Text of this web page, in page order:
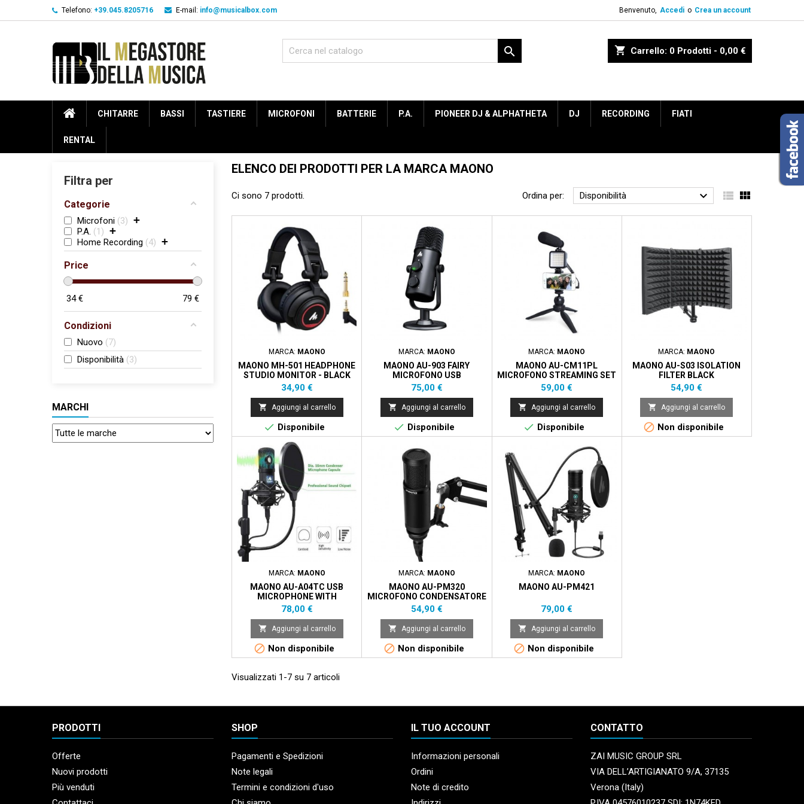
Telefono: +39.045.8205716 E-mail: info@musicalbox.com Benvenuto, Accedi o Crea un account
shopping_cart Carrello: 0 Prodotti - 0,00 €

CHITARRE BASSI TASTIERE MICROFONI BATTERIE P.A. PIONEER DJ & ALPHATHETA DJ RECORDING FIATI
RENTAL
Filtra per
Categorie
Microfoni 3 +
P.A. 1 +
Home Recording 4 +
Price
34 € 79 €
Condizioni
Nuovo
7
Disponibilità 3
MARCHI
ELENCO DEI PRODOTTI PER LA MARCA MAONO
Ci sono 7 prodotti. Ordina per: Disponibilità   
MARCA: MAONO
MAONO MH-501 HEADPHONE
STUDIO MONITOR - BLACK
Prezzo
34,90 €
 Aggiungi al carrello
 Disponibile
MARCA: MAONO
MAONO AU-903 FAIRY
MICROFONO USB
CARDIOIDE/OMNI BLACK
Prezzo
75,00 €
 Aggiungi al carrello
 Disponibile
MARCA: MAONO
MAONO AU-CM11PL
MICROFONO STREAMING SET
Prezzo
59,00 €
 Aggiungi al carrello
 Disponibile
MARCA: MAONO
MAONO AU-S03 ISOLATION
FILTER BLACK
Prezzo
54,90 €
 Aggiungi al carrello
 Non disponibile
MARCA: MAONO
MAONO AU-A04TC USB
MICROPHONE WITH
ALUMINUM ORGANIZER
STORAGE
Prezzo
78,00 €
 Aggiungi al carrello
 Non disponibile
MARCA: MAONO
MAONO AU-PM320
MICROFONO CONDENSATORE
CARDIOIDE
Prezzo
54,90 €
 Aggiungi al carrello
 Non disponibile
MARCA: MAONO
MAONO AU-PM421
Prezzo
79,00 €
 Aggiungi al carrello
 Non disponibile
Visualizzati 1-7 su 7 articoli
PRODOTTI
Offerte
Nuovi prodotti
Più venduti
SHOP
Pagamenti e Spedizioni
Note legali
Termini e condizioni d'uso
IL TUO ACCOUNT
Informazioni personali
Ordini
Note di credito
CONTATTO
ZAI MUSIC GROUP SRL
VIA DELL’ARTIGIANATO 9/A, 37135
Verona (Italy)